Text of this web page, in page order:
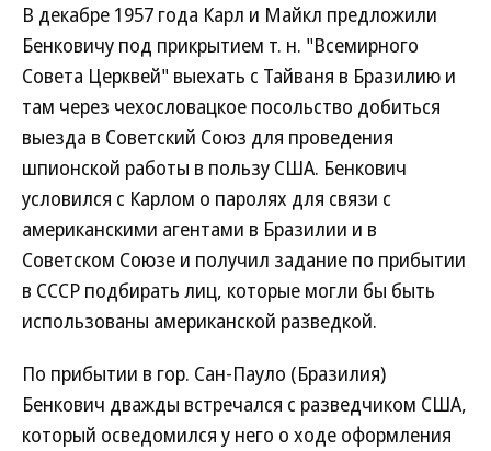
В декабре 1957 года Карл и Майкл предложили
Бенковичу под прикрытием т. н. "Всемирного
Совета Церквей" выехать с Тайваня в Бразилию и
там через чехословацкое посольство добиться
выезда в Советский Союз для проведения
шпионской работы в пользу США. Бенкович
условился с Карлом о паролях для связи с
американскими агентами в Бразилии и в
Советском Союзе и получил задание по прибытии
в СССР подбирать лиц, которые могли бы быть
использованы американской разведкой.
По прибытии в гор. Сан-Пауло (Бразилия)
Бенкович дважды встречался с разведчиком США,
который осведомился у него о ходе оформления